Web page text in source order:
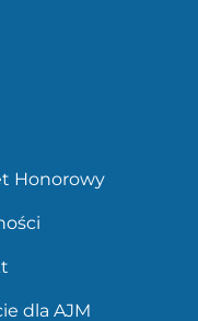
Honorowy
dla AJM